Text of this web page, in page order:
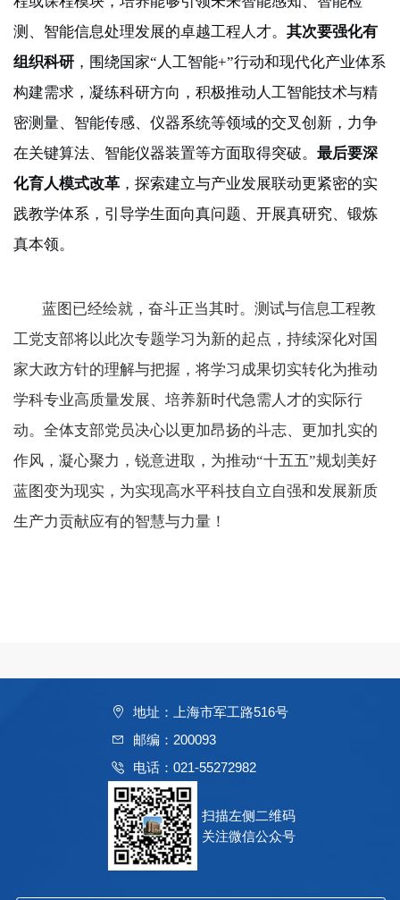
测、智能信息处理发展的卓越工程人才。 其次要强化有
组织科研 ，围绕国家“人工智能+”行动和现代化产业体系
构建需求，凝练科研方向，积极推动人工智能技术与精
密测量、智能传感、仪器系统等领域的交叉创新，力争
在关键算法、智能仪器装置等方面取得突破。 最后要深
化育人模式改革 ，探索建立与产业发展联动更紧密的实
践教学体系，引导学生面向真问题、开展真研究、锻炼
真本领。
蓝图已经绘就，奋斗正当其时。测试与信息工程教
工党支部将以此次专题学习为新的起点，持续深化对国
家大政方针的理解与把握，将学习成果切实转化为推动
学科专业高质量发展、培养新时代急需人才的实际行
动。全体支部党员决心以更加昂扬的斗志、更加扎实的
作风，凝心聚力，锐意进取，为推动“十五五”规划美好
蓝图变为现实，为实现高水平科技自立自强和发展新质
生产力贡献应有的智慧与力量！
地址：上海市军工路516号
邮编：200093
电话：021-55272982
扫描左侧二维码
关注微信公众号